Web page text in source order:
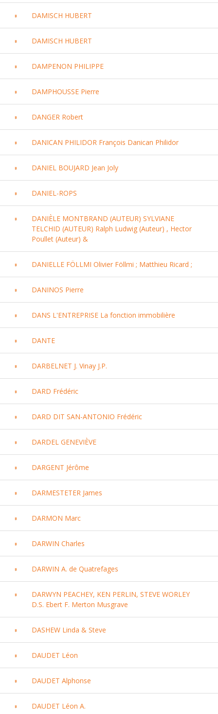
DAMISCH HUBERT
DAMISCH HUBERT
DAMPENON PHILIPPE
DAMPHOUSSE Pierre
DANGER Robert
DANICAN PHILIDOR François Danican Philidor
DANIEL BOUJARD Jean Joly
DANIEL-ROPS
DANIÈLE MONTBRAND (AUTEUR) SYLVIANE
TELCHID (AUTEUR) Ralph Ludwig (Auteur) , Hector
Poullet (Auteur) &
DANIELLE FÖLLMI Olivier Föllmi ; Matthieu Ricard ;
DANINOS Pierre
DANS L'ENTREPRISE La fonction immobilière
DANTE
DARBELNET J. Vinay J.P.
DARD Frédéric
DARD DIT SAN-ANTONIO Frédéric
DARDEL GENEVIÈVE
DARGENT Jérôme
DARMESTETER James
DARMON Marc
DARWIN Charles
DARWIN A. de Quatrefages
DARWYN PEACHEY, KEN PERLIN, STEVE WORLEY
D.S. Ebert F. Merton Musgrave
DASHEW Linda & Steve
DAUDET Léon
DAUDET Alphonse
DAUDET Léon A.